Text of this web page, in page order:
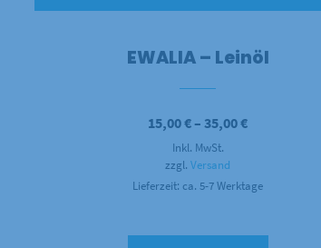
EWALIA – Leinöl
15,00€ –35,00€Preisspanne:
Inkl. MwSt.
zzgl.Versand
Lieferzeit: ca. 5-7 Werktage